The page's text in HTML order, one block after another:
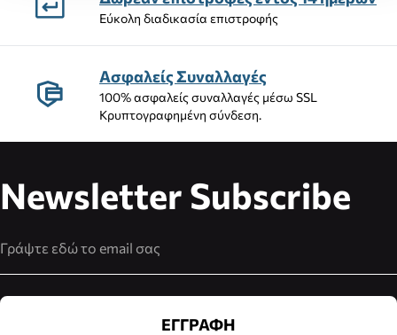
Εύκολη διαδικασία επιστροφής
Ασφαλείς Συναλλαγές
100% ασφαλείς συναλλαγές μέσω SSL
Κρυπτογραφημένη σύνδεση.
Newsletter Subscribe
ΕΓΓΡΑΦΗ